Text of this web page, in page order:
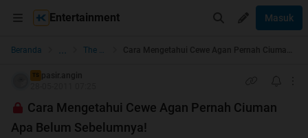
Entertainment Masuk
Beranda ... The Lounge
TS pasir.angin
Cara Mengetahui Cewe Agan Pernah Ciuman
Apa Belum Sebelumnya!